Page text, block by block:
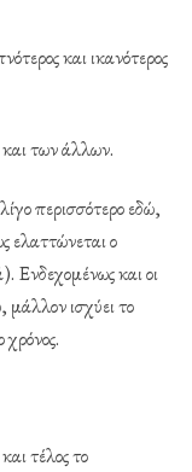
και ικανότερος
και των άλλων.
περισσότερο εδώ,
ελαττώνεται ο
Ενδεχομένως και οι
ισχύει το
τέλος το